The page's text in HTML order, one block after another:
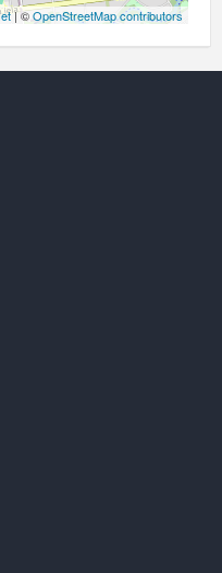
| ©OpenStreetMap contributors